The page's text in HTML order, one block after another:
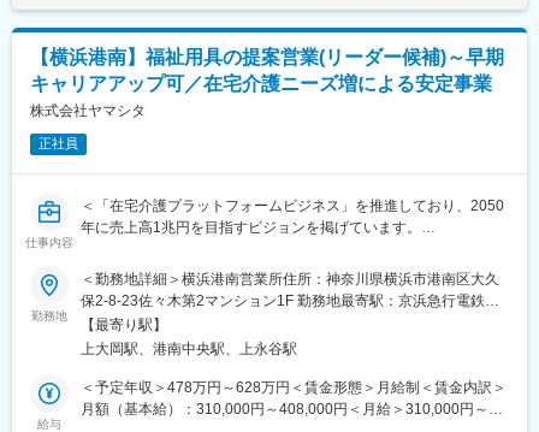
■業界動向
今後さらに介護人口が増えていく中で、介護人材も不足するとさ
れているため、介護施設や直接介護を担うサービスの提供が困難
になっていくことが懸念されています。
福祉用具のレンタルサービスは、在宅介護サービスを受けている
方の7割近くが利用している重要な社会インフラです。介護業界の
変更の範囲：本文参照
(3)納品後に最適に用具が利用されているか、アフターフォローま
で実施
ケアマネジャーとの信頼関係を構築していく営業活動です。
要望を伺うだけでなく、ケアマネジャーも気づいていないニーズ
を発掘し、提案営業を行います。
※福祉用具…介護ベッド関連用具、歩行器、入浴関連用品等
■魅力
仕事のやりがいがより良いご利用者様の体験を実現できるという
・DX：業務プロセスの改善により、生産性を向上し、働きやすい
環境の実現
・ビジネスモデルの変革：10万人のご利用者様のデータを蓄積
し、予防や予知へサービス展開
確化、年4回の昇給など)
【横浜港南】福祉用具の提案営業(リーダー候補)～早期
キャリアアップ可／在宅介護ニーズ増による安定事業
株式会社ヤマシタ
正社員
仕事内容
＜「在宅介護プラットフォームビジネス」を推進しており、2050
年に売上高1兆円を目指すビジョンを掲げています。
を計画しています。＞
■業務内容：【変更の範囲：会社の定める業務】
・居宅介護支援事業者等に福祉用具のレンタル・販売の営業
・利用者に最適な用具の選定、納品、相談対応
・商材は、介護ベッド関連用具、移動関連用具（車いす、歩行器
など）、入浴関連用品、排泄関連用品生活関連用品
勤務地
＜勤務地詳細＞横浜港南営業所住所：神奈川県横浜市港南区大久
保2-8-23佐々木第2マンション1F 勤務地最寄駅：京浜急行電鉄線
／上大岡駅受動喫煙対策：屋内全面禁煙変更の範囲：会社の定め
る事業所（リモートワーク含む）
【最寄り駅】
上大岡駅、港南中央駅、上永谷駅
給与
＜予定年収＞478万円～628万円＜賃金形態＞月給制＜賃金内訳＞
月額（基本給）：310,000円～408,000円＜月給＞310,000円～